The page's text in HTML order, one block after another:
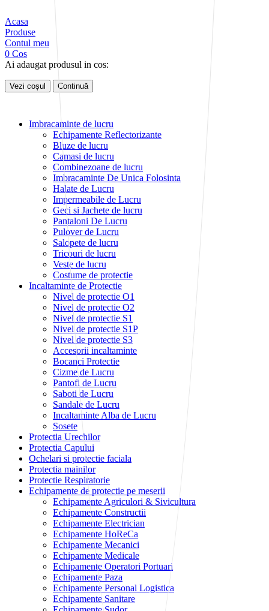
Acasa
Produse
Contul meu
0 Cos
Ai adaugat produsul in cos:
Vezi coșul Continuă
Imbracaminte de lucru
Echipamente Reflectorizante
Bluze de lucru
Camasi de lucru
Combinezoane de lucru
Imbracaminte De Unica Folosinta
Halate de Lucru
Impermeabile de Lucru
Geci si Jachete de lucru
Pantaloni De Lucru
Pulover de Lucru
Salopete de lucru
Tricouri de lucru
Veste de lucru
Costume de protectie
Incaltaminte de Protectie
Nivel de protectie O1
Nivel de protectie O2
Nivel de protectie S1
Nivel de protectie S1P
Nivel de protectie S3
Accesorii incaltaminte
Bocanci Protectie
Cizme de Lucru
Pantofi de Lucru
Saboti de Lucru
Sandale de Lucru
Incaltaminte Alba de Lucru
Sosete
Protectia Urechilor
Protectia Capului
Ochelari si protectie faciala
Protectia mainilor
Protectie Respiratorie
Echipamente de protectie pe meserii
Echipamente Agriculori & Sivicultura
Echipamente Constructii
Echipamente Electrician
Echipamente HoReCa
Echipamente Mecanici
Echipamente Medicale
Echipamente Operatori Portuari
Echipamente Paza
Echipamente Personal Logistica
Echipamente Sanitare